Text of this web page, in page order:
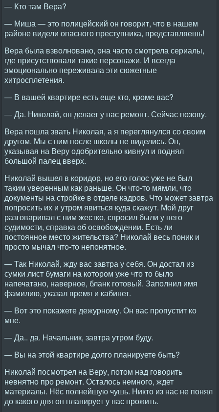
— Кто там Вера?
— Миша — это полицейский он говорит, что в нашем
районе видели опасного преступника, представляешь!
Вера была взволновано, она часто смотрела сериалы,
где присутствовали такие персонажи. И всегда
эмоционально переживала эти сюжетные
хитросплетения.
— В вашей квартире есть еще кто, кроме вас?
— Да. Николай, он делает у нас ремонт. Сейчас позову.
Вера пошла звать Николая, а я переглянулся со своим
другом. Мы с ним после школы не виделись. Он,
указывая на Веру одобрительно кивнул и поднял
большой палец вверх.
Николай вышел в коридор, но его голос уже не был
таким уверенным как раньше. Он что-то мямли, что
документы на стройке в отделе кадров. Что может завтра
попросить их и утром явиться куда скажут. Мой друг
разговаривал с ним жестко, спросил были у него
судимости, справка об освобождении. Есть ли
постоянное место жительства? Николай весь поник и
просто мычал что-то непонятное.
— Так Николай, жду вас завтра у себя. Он достал из
сумки лист бумаги на котором уже что то было
напечатано, наверное, бланк готовый. Заполнил имя
фамилию, указал время и кабинет.
— Вот это покажете дежурному. Он вас пропустит ко
мне.
— Да.. да. Начальник, завтра утром буду.
— Вы на этой квартире долго планируете быть?
Николай посмотрел на Веру, потом над говорить
невнятно про ремонт. Осталось немного, ждет
материалы. Нёс полнейшую чушь. Никто из нас не понял
до какого дня он планирует у нас прожить.